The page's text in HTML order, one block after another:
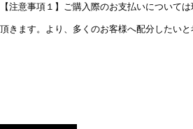
【注意事項１】ご購入際のお支払いについて
頂きます。より、多くのお客様へ配分したい